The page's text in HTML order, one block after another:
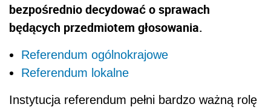
bezpośrednio decydować o sprawach
będących przedmiotem głosowania.
Referendum ogólnokrajowe
Referendum lokalne
Instytucja referendum pełni bardzo ważną rolę